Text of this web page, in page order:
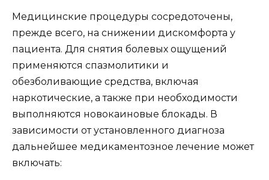
Медицинские процедуры сосредоточены,
прежде всего, на снижении дискомфорта у
пациента. Для снятия болевых ощущений
применяются спазмолитики и
обезболивающие средства, включая
наркотические, а также при необходимости
выполняются новокаиновые блокады. В
зависимости от установленного диагноза
дальнейшее медикаментозное лечение может
включать: